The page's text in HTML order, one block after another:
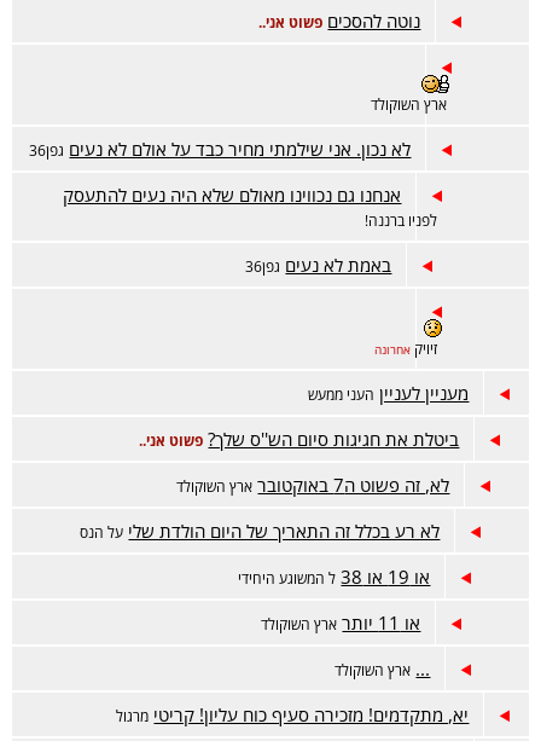
נוטה להסכים פשוט אני..
ארץ השוקולד
לא נכון. אני שילמתי מחיר כבד על אולם לא נעים גפן36
אנחנו גם נכווינו מאולם שלא היה נעים להתעסק
לפניו ברננה!
באמת לא נעים גפן36
זיויק אחרונה
מעניין לעניין העני ממעש
ביטלת את חגיגות סיום הש''ס שלך? פשוט אני..
לא, זה פשוט ה7 באוקטובר ארץ השוקולד
לא רע בכלל זה התאריך של היום הולדת שלי על הנס
או 19 או 38 ל המשוגע היחידי
או 11 יותר ארץ השוקולד
... ארץ השוקולד
יא, מתקדמים! מזכירה סעיף כוח עליון! קריטי מרגול